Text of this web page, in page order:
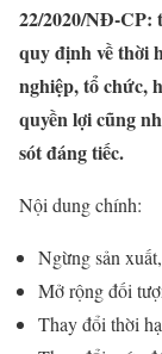
22/2020/NĐ-CP:
quy định về thời
nghiệp, tổ chức,
quyền lợi cũng
sót đáng tiếc.
Nội dung chính:
Ngừng sản
Mở rộng đối
Thay đổi thời